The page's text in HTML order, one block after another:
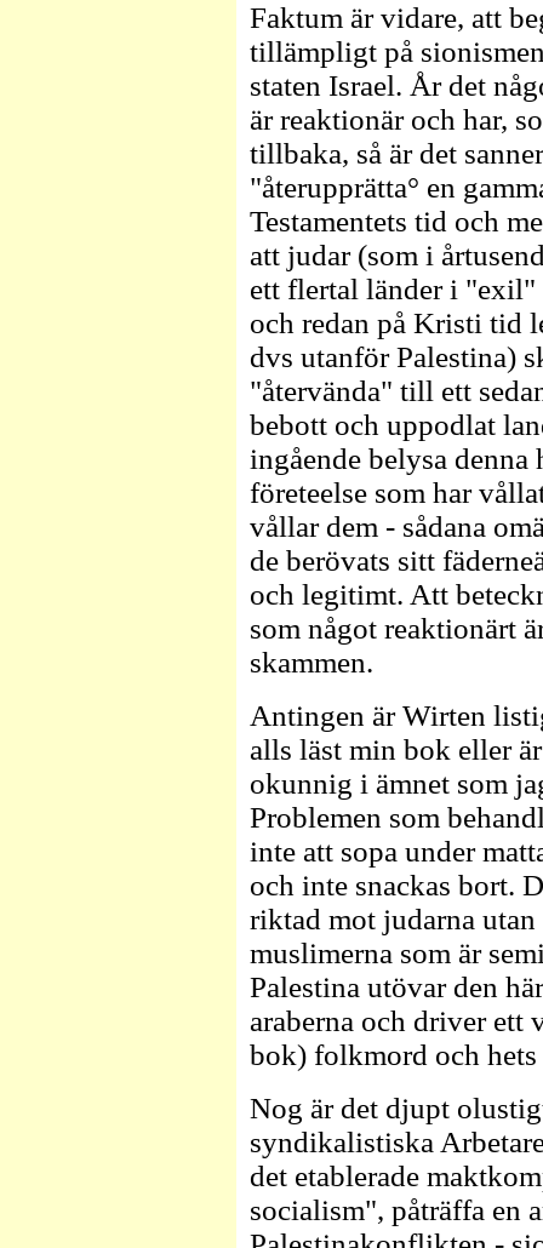
Faktum är vidare, att
tillämpligt på
staten Israel. År det
är reaktionär och har,
tillbaka, så är det
"återupprätta° en
Testamentets tid och
att judar (som i
ett flertal länder i "exil"
och redan på Kristi tid
dvs utanför Palestina)
"återvända" till ett
bebott och uppodlat
ingående belysa denna
företeelse som har
vållar dem - sådana
de berövats sitt
och legitimt. Att
som något reaktionärt
skammen.
Antingen är Wirten
alls läst min bok eller
okunnig i ämnet som
Problemen som
inte att sopa under
och inte snackas bort.
riktad mot judarna utan
muslimerna som är
Palestina utövar den
araberna och driver ett
bok) folkmord och
Nog är det djupt
syndikalistiska
det etablerade
socialism", påträffa en